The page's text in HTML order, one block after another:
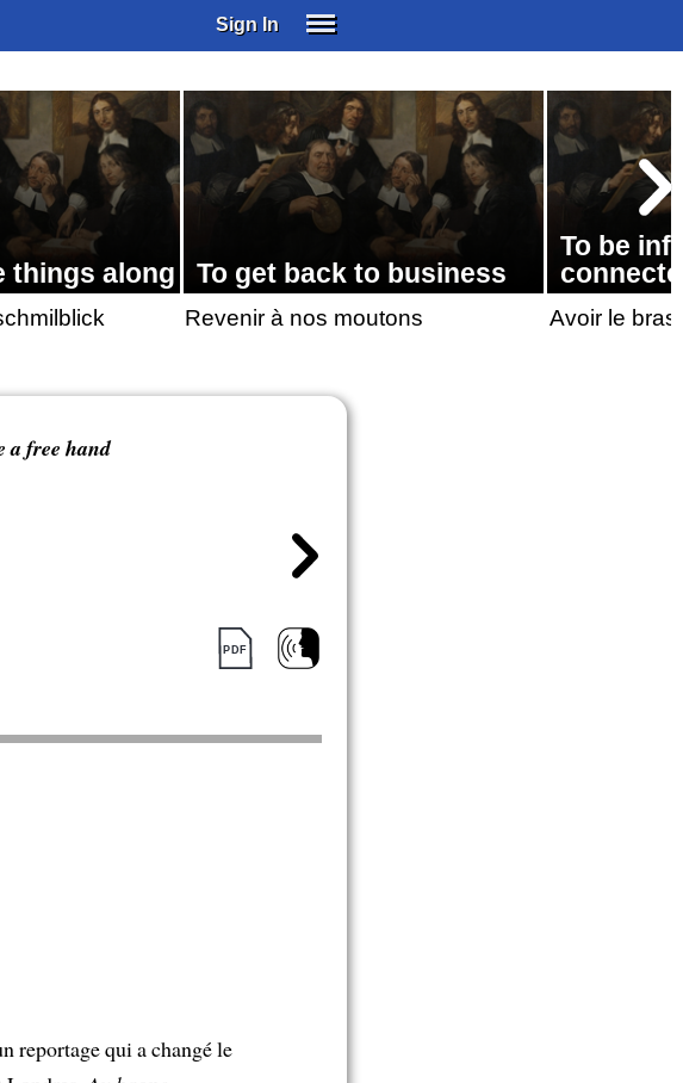
Sign In
SUBSCRIBE
EDUCATIONAL LICENSES
GIFT CARDS
OTHER LANGUAGES
ABOUT US
ALEXA
ADJUST COLORS
things along To get back to business
Revenir à nos moutons
To be
Avoir le bras
a free hand
reportage qui a changé le